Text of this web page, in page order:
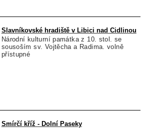
Slavníkovské hradiště v Libici nad Cidlinou
Národní kulturní památka z 10. stol. se
sousoším sv. Vojtěcha a Radima. volně
přístupné
Smírčí kříž - Dolní Paseky